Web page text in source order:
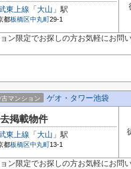
東上線 「 大山 」駅
都板橋区中丸町29-1
ン限定でお探しの方お気軽にお問
古マンション ゲオ・タワー池袋
掲載物件
東上線 「 大山 」駅
都板橋区中丸町13-1
ン限定でお探しの方お気軽にお問